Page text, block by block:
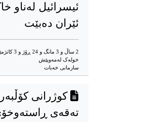
ئیسرائیل لەناو
ئێران دەبێت
خوله‌ک له‌مه‌وپێش‌
سازمانی خەبات
کوژرانی
تەقەی